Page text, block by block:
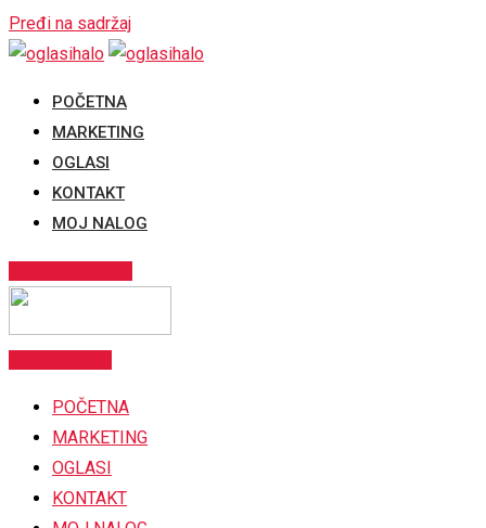
Pređi na sadržaj
POČETNA
MARKETING
OGLASI
KONTAKT
MOJ NALOG
POČETNA
MARKETING
OGLASI
KONTAKT